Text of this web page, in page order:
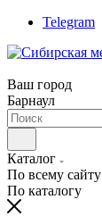
Telegram
Ваш город
Барнаул
Каталог
По всему сайту
По каталогу